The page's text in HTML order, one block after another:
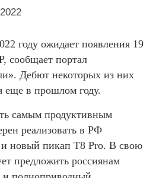
году ожидает появления 19
сообщает портал
Дебют некоторых из них
еще в прошлом году.
самым продуктивным
реализовать в РФ
и новый пикап T8 Pro. В свою
предложить россиянам